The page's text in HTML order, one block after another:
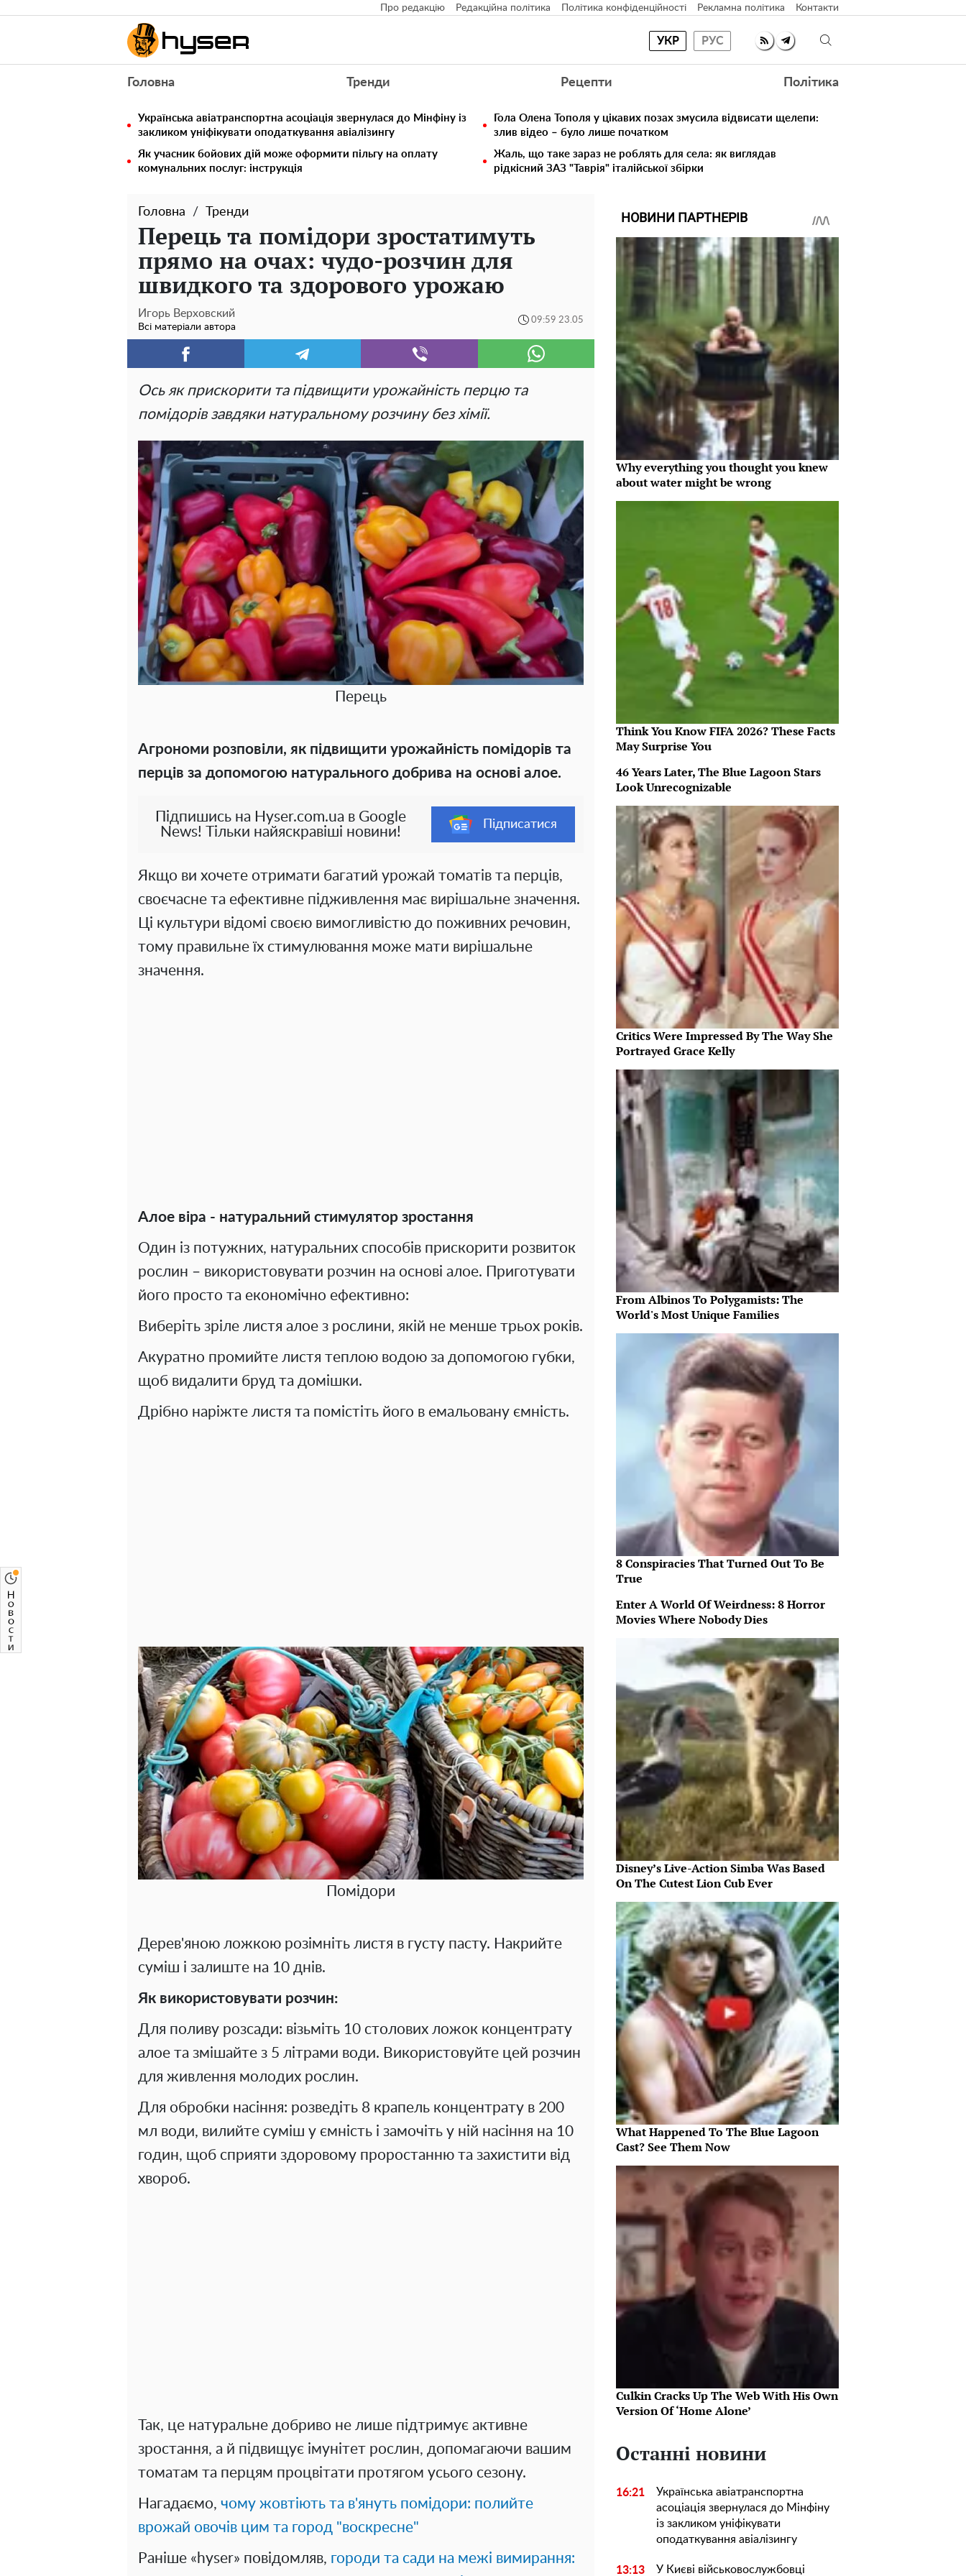
Про редакцію Редакційна політика Політика конфіденційності Рекламна політика Контакти
УКР РУС
Головна Тренди Рецепти Політика
Українська авіатранспортна асоціація звернулася до Мінфіну із
закликом уніфікувати оподаткування авіалізингу
Гола Олена Тополя у цікавих позах змусила відвисати щелепи:
злив відео – було лише початком
Як учасник бойових дій може оформити пільгу на оплату
комунальних послуг: інструкція
Жаль, що таке зараз не роблять для села: як виглядав
рідкісний ЗАЗ "Таврія" італійської збірки
Головна Тренди
Перець та помідори зростатимуть
прямо на очах: ​​чудо-розчин для
швидкого та здорового урожаю
Игорь Верховский
Всі матеріали автора
09:59 23.05
Ось як прискорити та підвищити урожайність перцю та
помідорів завдяки натуральному розчину без хімії.
Перець
Агрономи розповіли, як підвищити урожайність помідорів та
перців за допомогою натурального добрива на основі алое.
Підпишись на Hyser.com.ua в Google
News! Тільки найяскравіші новини!
Підписатися
Якщо ви хочете отримати багатий урожай томатів та перців,
своєчасне та ефективне підживлення має вирішальне значення.
Ці культури відомі своєю вимогливістю до поживних речовин,
тому правильне їх стимулювання може мати вирішальне
значення.
Алое віра - натуральний стимулятор зростання
Один із потужних, натуральних способів прискорити розвиток
рослин – використовувати розчин на основі алое. Приготувати
його просто та економічно ефективно:
Виберіть зріле листя алое з рослини, якій не менше трьох років.
Акуратно промийте листя теплою водою за допомогою губки,
щоб видалити бруд та домішки.
Дрібно наріжте листя та помістіть його в емальовану ємність.
Помідори
Дерев'яною ложкою розімніть листя в густу пасту. Накрийте
суміш і залиште на 10 днів.
Як використовувати розчин:
Для поливу розсади: візьміть 10 столових ложок концентрату
алое та змішайте з 5 літрами води. Використовуйте цей розчин
для живлення молодих рослин.
Для обробки насіння: розведіть 8 крапель концентрату в 200
мл води, вилийте суміш у ємність і замочіть у ній насіння на 10
годин, щоб сприяти здоровому проростанню та захистити від
хвороб.
Так, це натуральне добриво не лише підтримує активне
зростання, а й підвищує імунітет рослин, допомагаючи вашим
томатам та перцям процвітати протягом усього сезону.
Нагадаємо, чому жовтіють та в'януть помідори: полийте
врожай овочів цим та город "воскресне"
Раніше «hyser» повідомляв, городи та сади на межі вимирання:
НОВИНИ ПАРТНЕРІВ
Why everything you thought you knew
about water might be wrong
Think You Know FIFA 2026? These Facts
May Surprise You
46 Years Later, The Blue Lagoon Stars
Look Unrecognizable
Critics Were Impressed By The Way She
Portrayed Grace Kelly
From Albinos To Polygamists: The
World's Most Unique Families
8 Conspiracies That Turned Out To Be
True
Enter A World Of Weirdness: 8 Horror
Movies Where Nobody Dies
Disney’s Live-Action Simba Was Based
On The Cutest Lion Cub Ever
What Happened To The Blue Lagoon
Cast? See Them Now
Culkin Cracks Up The Web With His Own
Version Of ‘Home Alone’
Останні новини
16:21
Українська авіатранспортна
асоціація звернулася до Мінфіну
із закликом уніфікувати
оподаткування авіалізингу
13:13 У Києві військовослужбовці